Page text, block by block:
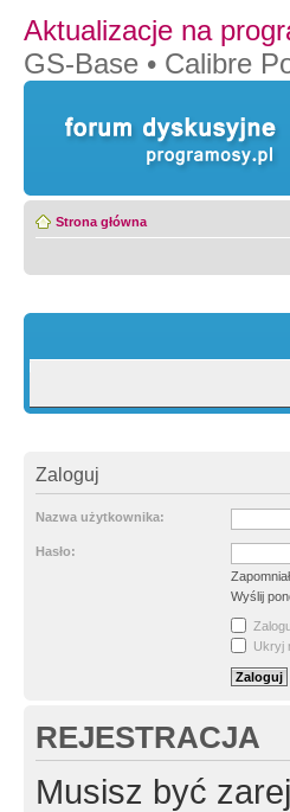
Aktualizacje na
GS-Base • Calibre
Strona główna
Zaloguj
Nazwa użytkownika:
Hasło:
Wyślij
Ukryj
REJESTRACJA
Musisz być